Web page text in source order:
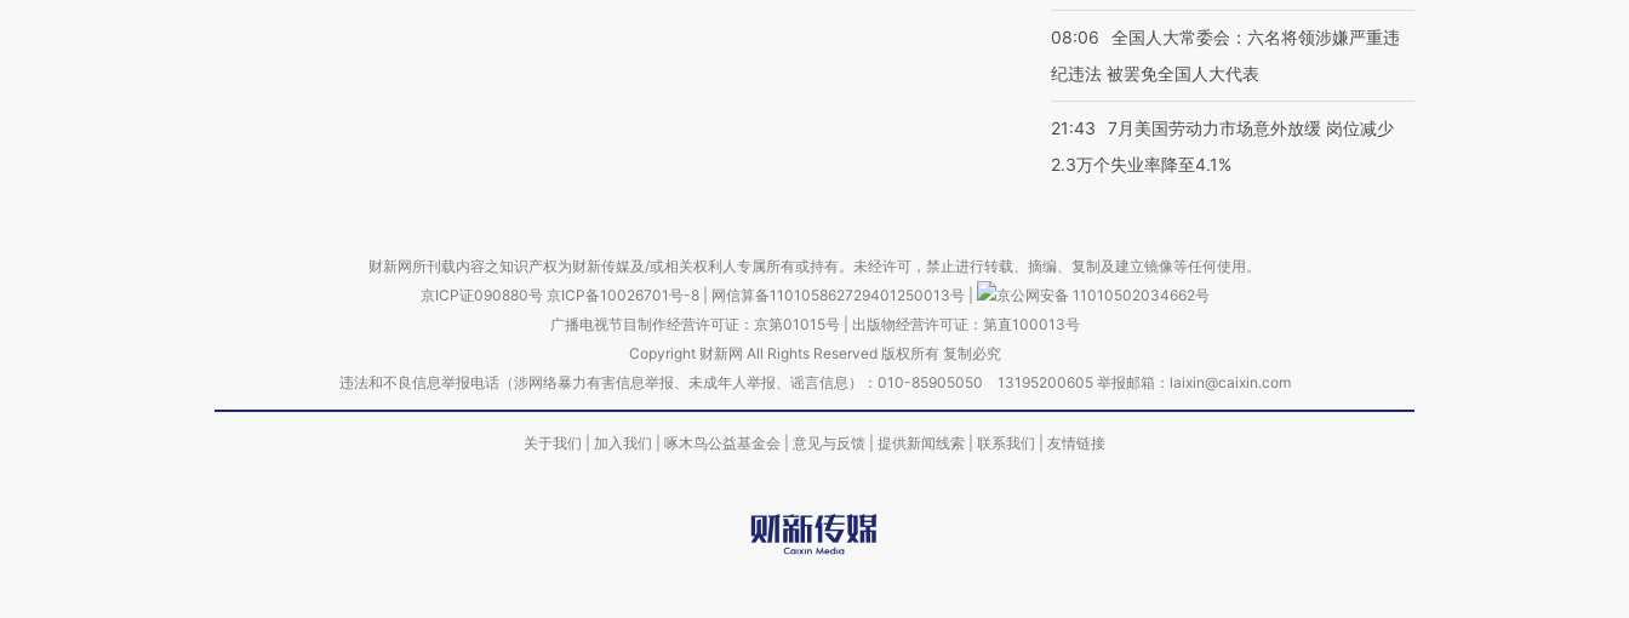
08:06
全国人大常委会：六名将领涉嫌严重违
纪违法 被罢免全国人大代表
21:43
7月美国劳动力市场意外放缓 岗位减少
2.3万个失业率降至4.1%
财新网所刊载内容之知识产权为财新传媒及/或相关权利人专属所有或持有。未经许可，禁止进行转载、摘编、复制及建立镜像等任何使用。
京ICP证090880号 京ICP备10026701号-8 网信算备110105862729401250013号
京公网安备 11010502034662号
广播电视节目制作经营许可证：京第01015号| 出版物经营许可证：第直100013号
Copyright 财新网 All Rights Reserved 版权所有 复制必究
违法和不良信息举报电话（涉网络暴力有害信息举报、未成年人举报、谣言信息）：010-85905050 13195200605 举报邮箱：laixin@caixin.com
关于我们 加入我们 啄木鸟公益基金会 意见与反馈 提供新闻线索 联系我们 友情链接